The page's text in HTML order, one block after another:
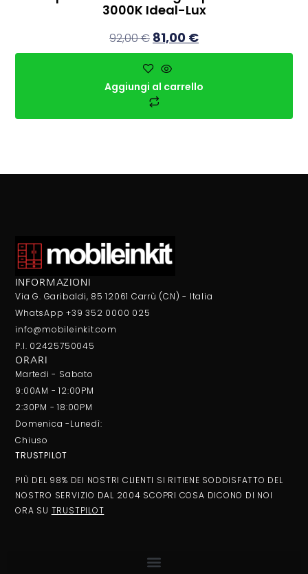
3000K Ideal-Lux
92,00€ 81,00 €
Aggiungi al carrello
INFORMAZIONI
Via G. Garibaldi, 85 12061 Carrù (CN) - Italia
WhatsApp +39 352 0000 025
info@mobileinkit.com
P.I. 02425750045
ORARI
Martedi - Sabato
9:00AM - 12:00PM
2:30PM - 18:00PM
Domenica -Lunedì:
Chiuso
TRUSTPILOT
PIÙ DEL 98% DEI NOSTRI CLIENTI SI RITIENE SODDISFATTO DEL
NOSTRO SERVIZIO DAL 2004 SCOPRI COSA DICONO DI NOI
ORA SU TRUSTPILOT